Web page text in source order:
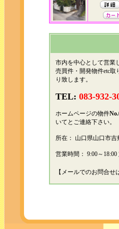
市内を中心として営業
売買件・開発物件etc
り致します。
TEL: 083-932-
ホームページの物件
いてとご連絡下さい。
所在： 山口県山口市
営業時間： 9:00～
【メールでのお問